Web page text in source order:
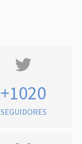
+1020
SEGUIDORES